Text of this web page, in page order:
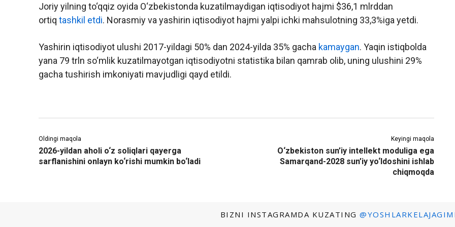
Joriy yilning to‘qqiz oyida O‘zbekistonda kuzatilmaydigan iqtisodiyot hajmi $36,1 mlrddan
ortiq tashkil etdi. Norasmiy va yashirin iqtisodiyot hajmi yalpi ichki mahsulotning 33,3%iga yetdi.
Yashirin iqtisodiyot ulushi 2017-yildagi 50% dan 2024-yilda 35% gacha kamaygan. Yaqin istiqbolda
yana 79 trln so‘mlik kuzatilmayotgan iqtisodiyotni statistika bilan qamrab olib, uning ulushini 29%
gacha tushirish imkoniyati mavjudligi qayd etildi.
Oldingi maqola
2026-yildan aholi o‘z soliqlari qayerga
sarflanishini onlayn ko‘rishi mumkin bo‘ladi
Keyingi maqola
O‘zbekiston sun’iy intellekt moduliga ega
Samarqand-2028 sun’iy yo‘ldoshini ishlab
chiqmoqda
BIZNI INSTAGRAMDA KUZATING